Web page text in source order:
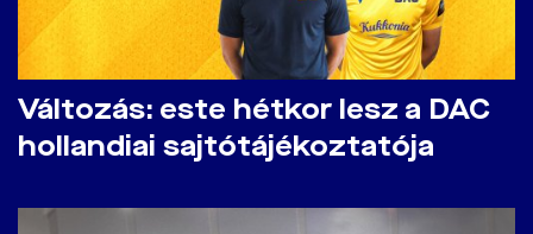
Változás: este hétkor lesz a DAC
hollandiai sajtótájékoztatója